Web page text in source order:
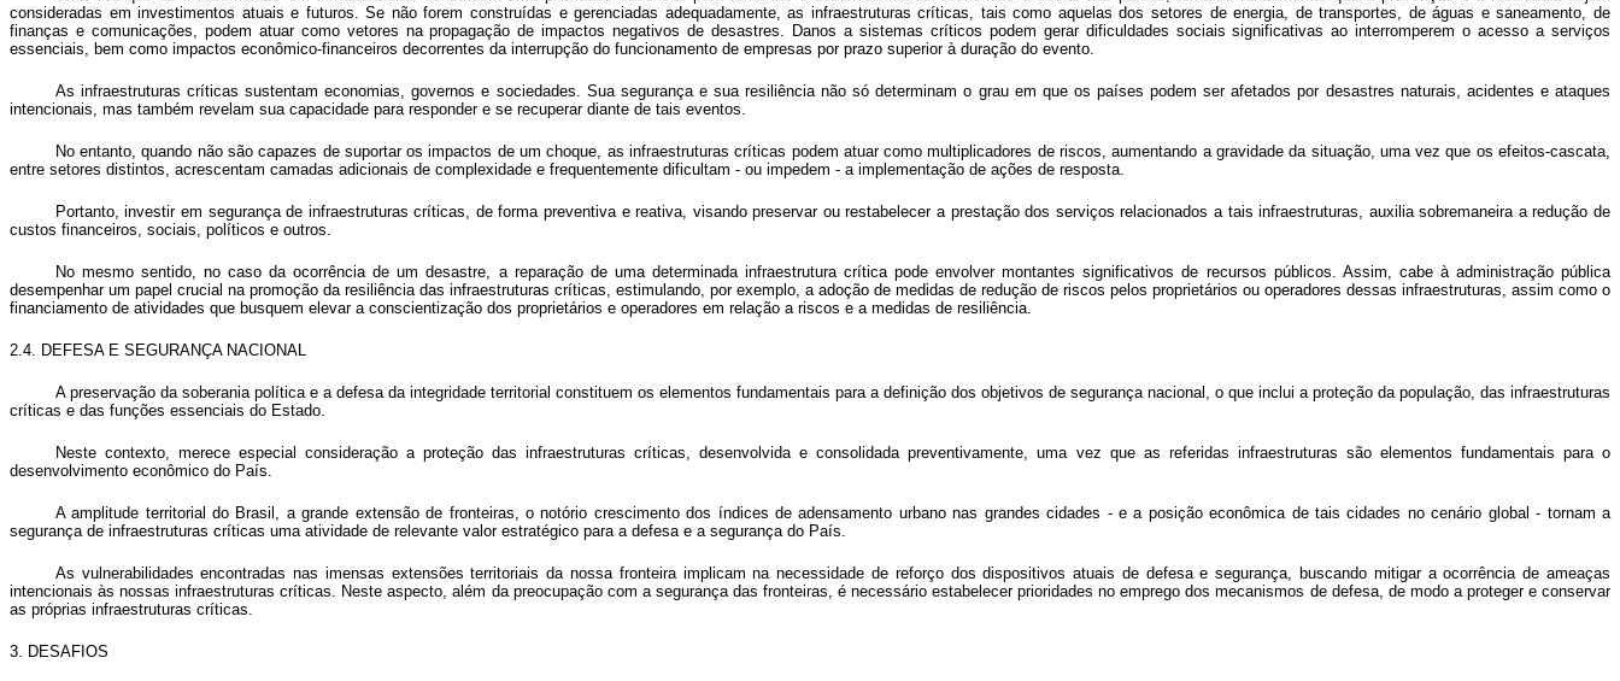
consideradas em investimentos atuais e futuros. Se não forem construídas e gerenciadas adequadamente, as infraestruturas críticas, tais como aquelas dos setores de energia, de transportes, de águas e saneamento, de
finanças e comunicações, podem atuar como vetores na propagação de impactos negativos de desastres. Danos a sistemas críticos podem gerar dificuldades sociais significativas ao interromperem o acesso a serviços
essenciais, bem como impactos econômico-financeiros decorrentes da interrupção do funcionamento de empresas por prazo superior à duração do evento.
As infraestruturas críticas sustentam economias, governos e sociedades. Sua segurança e sua resiliência não só determinam o grau em que os países podem ser afetados por desastres naturais, acidentes e ataques
intencionais, mas também revelam sua capacidade para responder e se recuperar diante de tais eventos.
No entanto, quando não são capazes de suportar os impactos de um choque, as infraestruturas críticas podem atuar como multiplicadores de riscos, aumentando a gravidade da situação, uma vez que os efeitos-cascata,
entre setores distintos, acrescentam camadas adicionais de complexidade e frequentemente dificultam - ou impedem - a implementação de ações de resposta.
Portanto, investir em segurança de infraestruturas críticas, de forma preventiva e reativa, visando preservar ou restabelecer a prestação dos serviços relacionados a tais infraestruturas, auxilia sobremaneira a redução de
custos financeiros, sociais, políticos e outros.
No mesmo sentido, no caso da ocorrência de um desastre, a reparação de uma determinada infraestrutura crítica pode envolver montantes significativos de recursos públicos. Assim, cabe à administração pública
desempenhar um papel crucial na promoção da resiliência das infraestruturas críticas, estimulando, por exemplo, a adoção de medidas de redução de riscos pelos proprietários ou operadores dessas infraestruturas, assim como o
financiamento de atividades que busquem elevar a conscientização dos proprietários e operadores em relação a riscos e a medidas de resiliência.
2.4. DEFESA E SEGURANÇA NACIONAL
A preservação da soberania política e a defesa da integridade territorial constituem os elementos fundamentais para a definição dos objetivos de segurança nacional, o que inclui a proteção da população, das infraestruturas
críticas e das funções essenciais do Estado.
Neste contexto, merece especial consideração a proteção das infraestruturas críticas, desenvolvida e consolidada preventivamente, uma vez que as referidas infraestruturas são elementos fundamentais para o
desenvolvimento econômico do País.
A amplitude territorial do Brasil, a grande extensão de fronteiras, o notório crescimento dos índices de adensamento urbano nas grandes cidades - e a posição econômica de tais cidades no cenário global - tornam a
segurança de infraestruturas críticas uma atividade de relevante valor estratégico para a defesa e a segurança do País.
As vulnerabilidades encontradas nas imensas extensões territoriais da nossa fronteira implicam na necessidade de reforço dos dispositivos atuais de defesa e segurança, buscando mitigar a ocorrência de ameaças
intencionais às nossas infraestruturas críticas. Neste aspecto, além da preocupação com a segurança das fronteiras, é necessário estabelecer prioridades no emprego dos mecanismos de defesa, de modo a proteger e conservar
as próprias infraestruturas críticas.
3. DESAFIOS